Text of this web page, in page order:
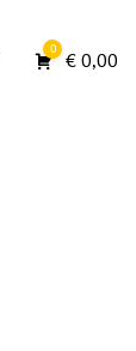
0 € 0,00